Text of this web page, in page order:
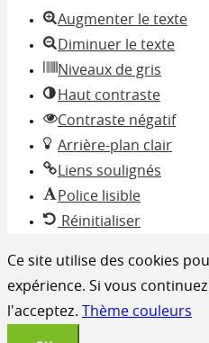
Augmenter le texte
Diminuer le texte
Niveaux de gris
Haut contraste
Contraste négatif
Arrière-plan clair
Liens soulignés
Police lisible
Réinitialiser
Ce site utilise des cookies
expérience. Si vous
l'acceptez.
Thème couleurs